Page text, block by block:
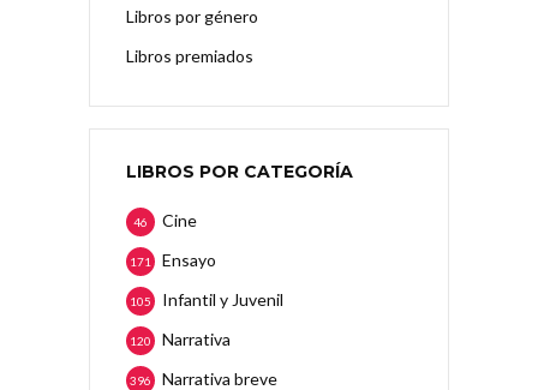
Libros por género
Libros premiados
LIBROS POR CATEGORÍA
Cine
46
Ensayo
171
Infantil y Juvenil
105
Narrativa
120
Narrativa breve
396